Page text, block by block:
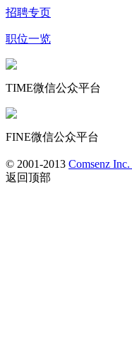
招聘专页
职位一览
TIME微信公众平台
FINE微信公众平台
© 2001-2013 Comsenz Inc.
返回顶部